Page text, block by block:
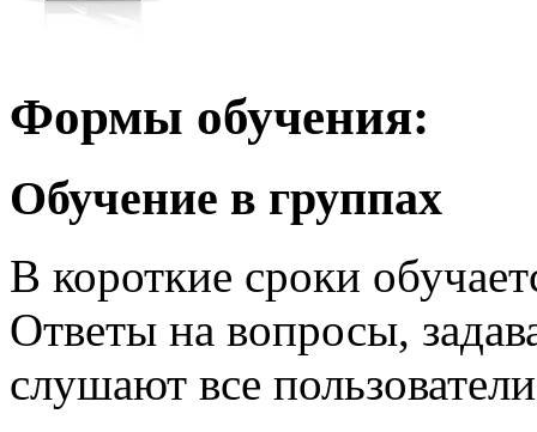
Формы обучения:
Обучение в группах
В короткие сроки
Ответы на вопросы,
слушают все